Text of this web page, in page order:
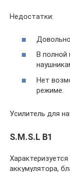
Недостатки:
В полной
Нет
режиме.
Усилитель для
S.M.S.L B1
аккумулятора,